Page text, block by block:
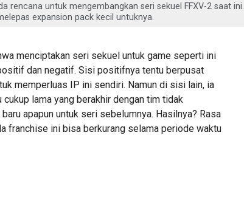
rencana untuk mengembangkan seri sekuel FFXV-2 saat ini.
expansion pack kecil untuknya.
menciptakan seri sekuel untuk game seperti ini
dan negatif. Sisi positifnya tentu berpusat
memperluas IP ini sendiri. Namun di sisi lain, ia
cukup lama yang berakhir dengan tim tidak
apapun untuk seri sebelumnya. Hasilnya? Rasa
franchise ini bisa berkurang selama periode waktu